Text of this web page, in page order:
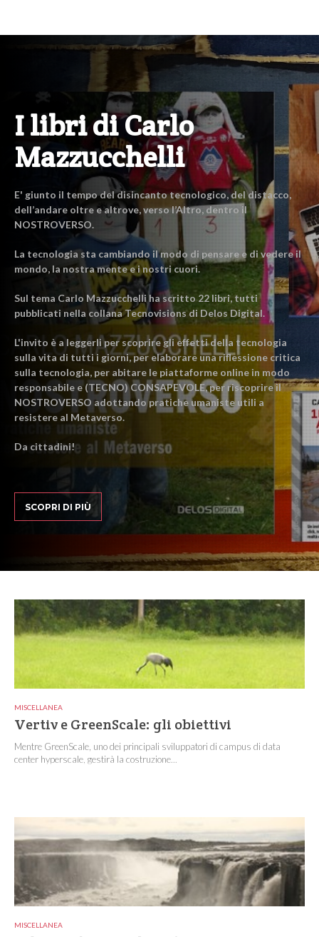
I libri di Carlo
Mazzucchelli
E' giunto il tempo del disincanto tecnologico, del distacco,
dell’andare oltre e altrove, verso l’Altro, dentro il
NOSTROVERSO.
La tecnologia sta cambiando il modo di pensare e di vedere il
mondo, la nostra mente e i nostri cuori.
Sul tema Carlo Mazzucchelli ha scritto 22 libri, tutti
pubblicati nella collana Tecnovisions di Delos Digital.
L'invito è a leggerli per scoprire gli effetti della tecnologia
sulla vita di tutti i giorni, per elaborare una riflessione critica
sulla tecnologia, per abitare le piattaforme online in modo
responsabile e (TECNO) CONSAPEVOLE, per riscoprire il
NOSTROVERSO adottando pratiche umaniste utili a
resistere al Metaverso.
Da cittadini!
SCOPRI DI PIÙ
MISCELLANEA
Vertiv e GreenScale: gli obiettivi
Mentre GreenScale, uno dei principali sviluppatori di campus di data
center hyperscale, gestirà la costruzione...
MISCELLANEA